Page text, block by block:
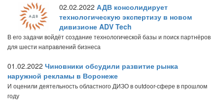
02.02.2022 АДВ консолидирует
технологическую экспертизу в новом
дивизионе ADV Tech
В его задачи войдёт создание технологической базы и поиск партнёров
для шести направлений бизнеса
01.02.2022 Чиновники обсудили развитие рынка
наружной рекламы в Воронеже
И оценили деятельность областного ДИЗО в outdoor-сфере в прошлом
году